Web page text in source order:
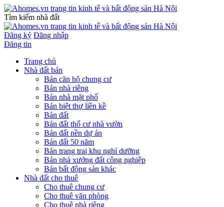
Tìm kiếm nhà đất
Đăng ký Đăng nhập
Đăng tin
Trang chủ
Nhà đất bán
Bán căn hộ chung cư
Bán nhà riêng
Bán nhà mặt phố
Bán biệt thự liền kề
Bán đất
Bán đất thổ cư nhà vườn
Bán đất nền dự án
Bán đất 50 năm
Bán trang traị khu nghỉ dưỡng
Bán nhà xưởng đất công nghiệp
Bán bất động sản khác
Nhà đất cho thuê
Cho thuê chung cư
Cho thuê văn phòng
Cho thuê nhà riêng